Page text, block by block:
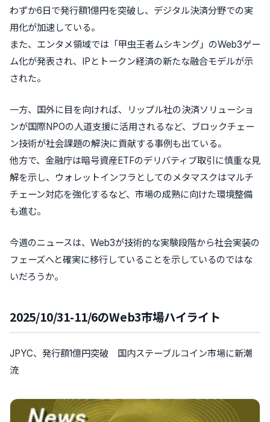
わずか6日で発行額1億円を突破し、デジタル決済分野での実
用化が加速している。
また、エンタメ領域では「甲虫王者ムシキング」のWeb3ゲー
ム化が発表され、IPとトークン経済の新たな融合モデルが示
された。
一方、国外に目を向ければ、リップル社の決済ソリューショ
ンが国際NPOの人道支援に活用されるなど、ブロックチェー
ン技術が社会課題の解決に貢献する事例も出ている。
他方で、金融庁は暗号資産ETFのデリバティブ取引に慎重な見
解を示し、ウォレットインフラとしてのメタマスクはマルチ
チェーン対応を強化するなど、市場の成熟に向けた環境整備
も進む。
今週のニュースは、Web3が技術的な実験段階から社会実装の
フェーズへと確実に移行していることを示しているのではな
いだろうか。
2025/10/31-11/6のWeb3市場ハイライト
JPYC、発行額1億円突破 国内ステーブルコイン市場に新潮
流